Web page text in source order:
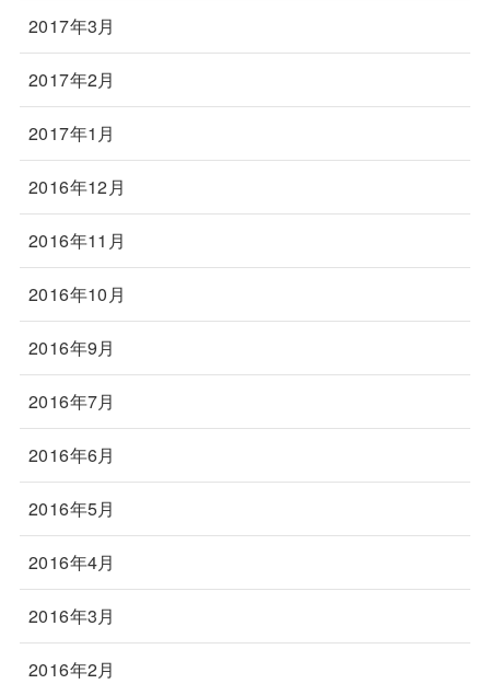
2017年3月
2017年2月
2017年1月
2016年12月
2016年11月
2016年10月
2016年9月
2016年7月
2016年6月
2016年5月
2016年4月
2016年3月
2016年2月